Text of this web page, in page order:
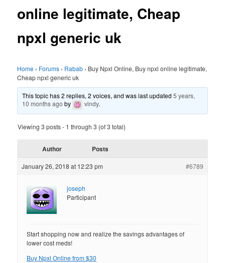
online legitimate, Cheap
npxl generic uk
Home › Forums › Rabab › Buy Npxl Online, Buy npxl online legitimate,
Cheap npxl generic uk
This topic has 2 replies, 2 voices, and was last updated5 years,
10 months ago by vindy.
Viewing 3 posts - 1 through 3 (of 3 total)
Author Posts
January 26, 2018 at 12:23 pm #6789
joseph
Participant
Start shopping now and realize the savings advantages of
lower cost meds!
Buy Npxl Online from $30